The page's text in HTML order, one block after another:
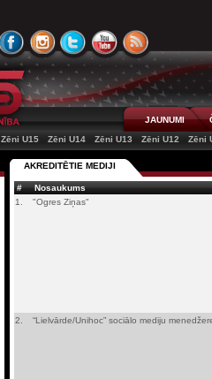
JAUNUMI
Zēni U15 Zēni U14 Zēni U13 Zēni U12 Zēni
AKREDITĒTIE MEDIJI
# Nosaukums
1.
"Ogres Ziņas"
2. “Lielvārde/Unihoc” sociālo mediju